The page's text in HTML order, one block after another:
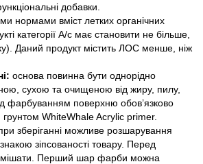
добавки.
нормами вміст летких органічних
категорії А/с має становити не більше,
Даний продукт містить ЛОС менше, ніж
основа повинна бути однорідно
сухою та очищеною від жиру, пилу,
фарбуванням поверхню обов’язково
WhiteWhale Acrylic primer.
зберіганні можливе розшарування
зіпсованості товару. Перед
Перший шар фарби можна